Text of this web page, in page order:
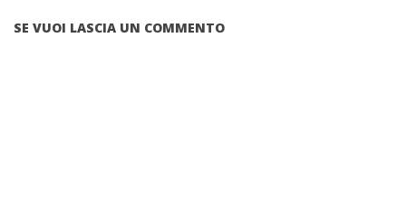
SE VUOI LASCIA UN COMMENTO